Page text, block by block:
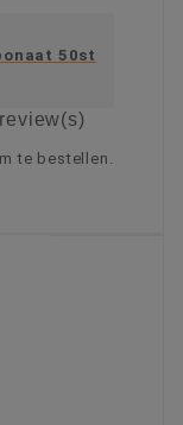
50st
review(s)
te bestellen.